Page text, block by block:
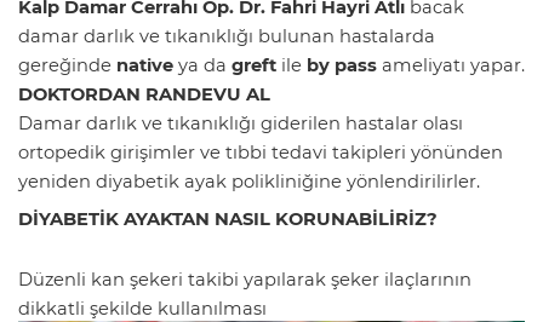
Kalp Damar Cerrahı Op. Dr. Fahri Hayri Atlı bacak
damar darlık ve tıkanıklığı bulunan hastalarda
gereğinde native ya da greft ile by pass ameliyatı yapar.
DOKTORDAN RANDEVU AL
Damar darlık ve tıkanıklığı giderilen hastalar olası
ortopedik girişimler ve tıbbi tedavi takipleri yönünden
yeniden diyabetik ayak polikliniğine yönlendirilirler.
DİYABETİK AYAKTAN NASIL KORUNABİLİRİZ?
Düzenli kan şekeri takibi yapılarak şeker ilaçlarının
dikkatli şekilde kullanılması